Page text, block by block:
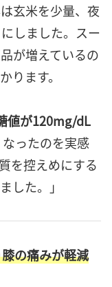
玄米を少量、夜
しました。スー
が増えているの
ります。
値が120mg/dL
ったのを実感
を控えめにする
した。」
の痛みが軽減